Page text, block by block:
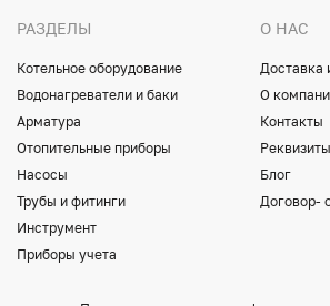
РАЗДЕЛЫ
Котельное оборудование
Водонагреватели и баки
Арматура
Отопительные приборы
Насосы
Трубы и фитинги
Инструмент
Приборы учета
О НАС
Доставка
О
Контакты
Реквизиты
Блог
Договор-